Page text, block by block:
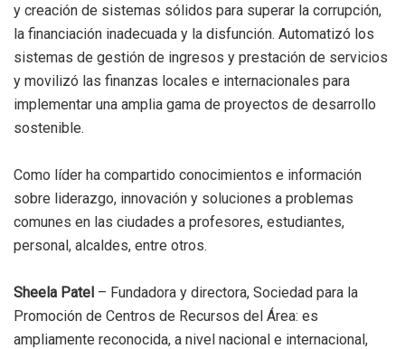
y creación de sistemas sólidos para superar la corrupción,
la financiación inadecuada y la disfunción. Automatizó los
sistemas de gestión de ingresos y prestación de servicios
y movilizó las finanzas locales e internacionales para
implementar una amplia gama de proyectos de desarrollo
sostenible.
Como líder ha compartido conocimientos e información
sobre liderazgo, innovación y soluciones a problemas
comunes en las ciudades a profesores, estudiantes,
personal, alcaldes, entre otros.
Sheela Patel – Fundadora y directora, Sociedad para la
Promoción de Centros de Recursos del Área: es
ampliamente reconocida, a nivel nacional e internacional,